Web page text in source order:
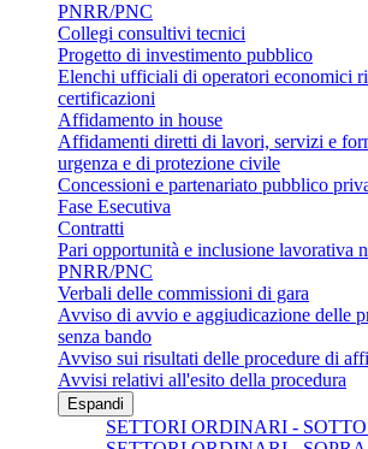
PNRR/PNC
Collegi consultivi tecnici
Progetto di investimento pubblico
Elenchi ufficiali di operatori economici
certificazioni
Affidamento in house
Affidamenti diretti di lavori, servizi e
urgenza e di protezione civile
Concessioni e partenariato pubblico
Fase Esecutiva
Contratti
Pari opportunità e inclusione lavorativa
PNRR/PNC
Verbali delle commissioni di gara
Avviso di avvio e aggiudicazione delle
senza bando
Avviso sui risultati delle procedure di
Avvisi relativi all'esito della procedura
Espandi
SETTORI ORDINARI -